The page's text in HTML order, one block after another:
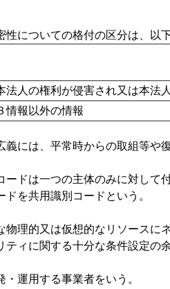
ついての格付の区分は、以下
人の権利が侵害され又は本法
情報以外の情報
は、平常時からの取組等や復
は一つの主体のみに対して
を共用識別コードという。
的又は仮想的なリソースに
ィに関する十分な条件設定の
運用する事業者をいう。